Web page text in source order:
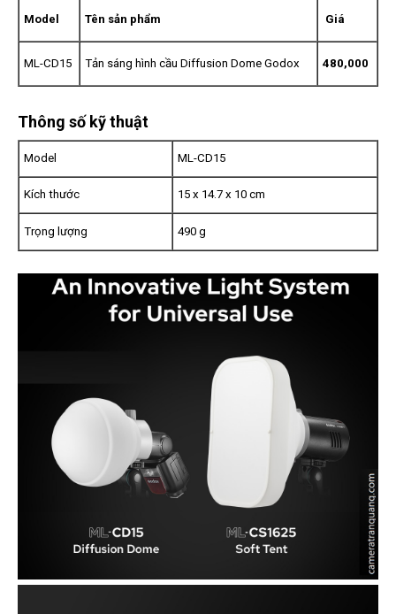
Model Tên sản phẩm Giá
ML-CD15 Tản sáng hình cầu Diffusion Dome Godox 480,000
Thông số kỹ thuật
Model ML-CD15
Kích thước 15 x 14.7 x 10 cm
Trọng lượng 490 g